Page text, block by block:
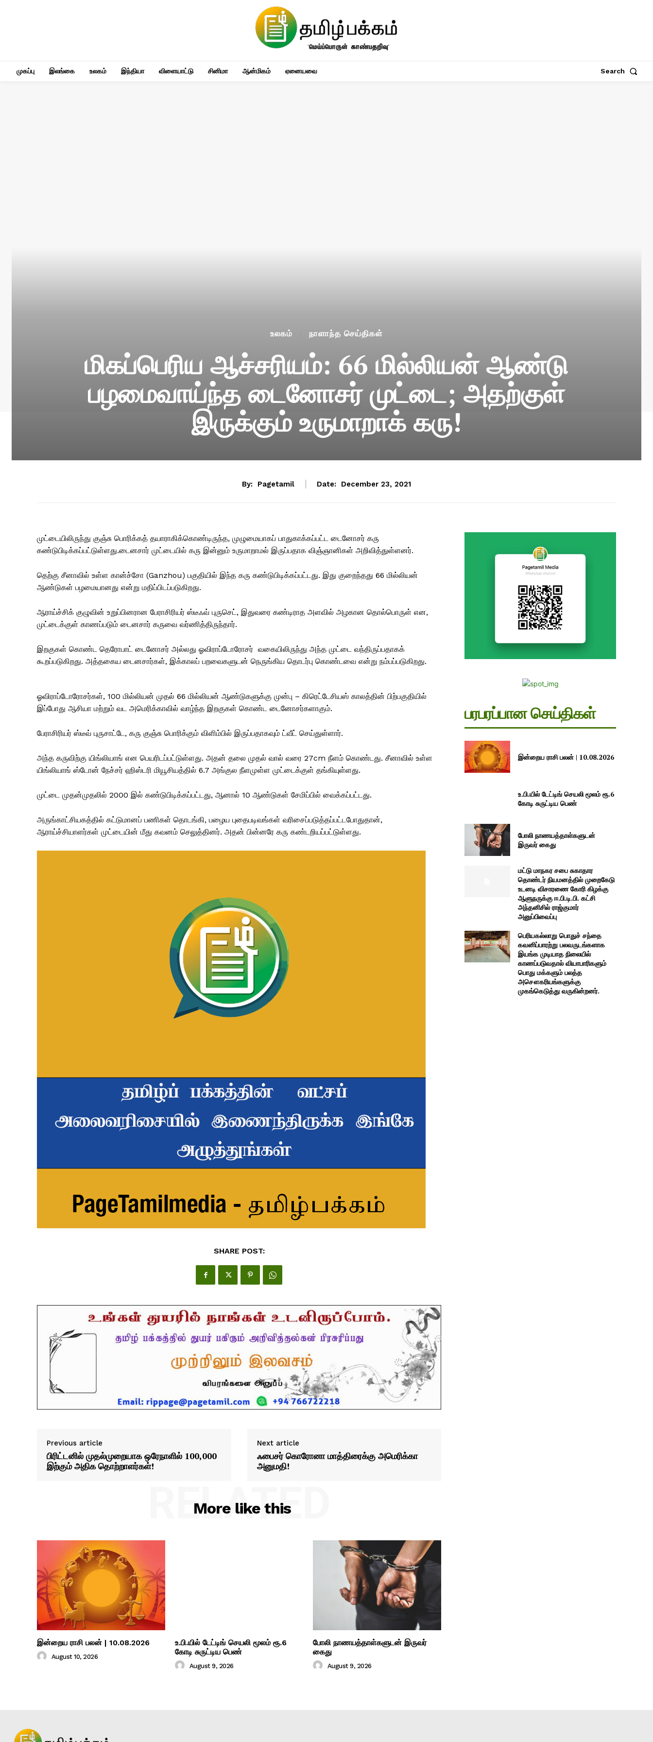
முகப்பு இலங்கை உலகம் இந்தியா விளையாட்டு சினிமா ஆன்மிகம் ஏனையவை Search
உலகம் நாளாந்த செய்திகள்
மிகப்பெரிய ஆச்சரியம்: 66 மில்லியன் ஆண்டு
பழமைவாய்ந்த டைனோசர் முட்டை; அதற்குள்
இருக்கும் உருமாறாக் கரு!
By: Pagetamil Date: December 23, 2021
முட்டையிலிருந்து குஞ்சு பொரிக்கத் தயாராகிக்கொண்டிருந்த, முழுமையாகப் பாதுகாக்கப்பட்ட டைனோசர் கரு
கண்டுபிடிக்கப்பட்டுள்ளது.டைனசார் முட்டையில் கரு இன்னும் உருமாறாமல் இருப்பதாக விஞ்ஞானிகள் அறிவித்துள்ளனர்.
தெற்கு சீனாவில் உள்ள கான்ச்சோ (Ganzhou) பகுதியில் இந்த கரு கண்டுபிடிக்கப்பட்டது. இது குறைந்தது 66 மில்லியன்
ஆண்டுகள் பழமையானது என்று மதிப்பிடப்படுகிறது.
ஆராய்ச்சிக் குழுவின் உறுப்பினரான பேராசிரியர் ஸ்டீஃவ் புருசெட், இதுவரை கண்டிராத அளவில் அழகான தொல்பொருள் என,
முட்டைக்குள் காணப்படும் டைனசார் கருவை வர்ணித்திருந்தார்.
இறகுகள் கொண்ட தெரோபாட் டைனோசர் அல்லது ஓவிராப்டோரோசர் வகையிலிருந்து அந்த முட்டை வந்திருப்பதாகக்
கூறப்படுகிறது. அத்தகைய டைனசார்கள், இக்காலப் பறவைகளுடன் நெருங்கிய தொடர்பு கொண்டவை என்று நம்பப்படுகிறது.
ஓவிராப்டோரோசர்கள், 100 மில்லியன் முதல் 66 மில்லியன் ஆண்டுகளுக்கு முன்பு – கிரெட்டேசியஸ் காலத்தின் பிற்பகுதியில்
இப்போது ஆசியா மற்றும் வட அமெரிக்காவில் வாழ்ந்த இறகுகள் கொண்ட டைனோசர்களாகும்.
பேராசிரியர் ஸ்டீவ் புருசாட்டே, கரு குஞ்சு பொரிக்கும் விளிம்பில் இருப்பதாகவும் ட்வீட் செய்துள்ளார்.
அந்த கருவிற்கு யிங்லியாங் என பெயரிடப்பட்டுள்ளது. அதன் தலை முதல் வால் வரை 27cm நீளம் கொண்டது. சீனாவில் உள்ள
யிங்லியாங் ஸ்டோன் நேச்சர் ஹிஸ்டரி மியூசியத்தில் 6.7 அங்குல நீளமுள்ள முட்டைக்குள் தங்கியுள்ளது.
முட்டை முதன்முதலில் 2000 இல் கண்டுபிடிக்கப்பட்டது, ஆனால் 10 ஆண்டுகள் சேமிப்பில் வைக்கப்பட்டது.
அருங்காட்சியகத்தில் கட்டுமானப் பணிகள் தொடங்கி, பழைய புதைபடிவங்கள் வரிசைப்படுத்தப்பட்டபோதுதான்,
ஆராய்ச்சியாளர்கள் முட்டையின் மீது கவனம் செலுத்தினர். அதன் பின்னரே கரு கண்டறியப்பட்டுள்ளது.
SHARE POST:
Previous article
பிரிட்டனில் முதல்முறையாக ஒரேநாளில் 100,000
இற்கும் அதிக தொற்றாளர்கள்!
Next article
ஃபைசர் கொரோனா மாத்திரைக்கு அமெரிக்கா
அனுமதி!
More like this
RELATED
இன்றைய ராசி பலன் | 10.08.2026
August 10, 2026
உ.பி.யில் டேட்டிங் செயலி மூலம் ரூ.6
கோடி சுருட்டிய பெண்
August 9, 2026
போலி நாணயத்தாள்களுடன் இருவர்
கைது
August 9, 2026
பரபரப்பான செய்திகள்
இன்றைய ராசி பலன் | 10.08.2026
உ.பி.யில் டேட்டிங் செயலி மூலம் ரூ.6
கோடி சுருட்டிய பெண்
போலி நாணயத்தாள்களுடன்
இருவர் கைது
மட்டு மாநகர சபை சுகாதார
தொண்டர் நியமனத்தில் முறைகேடு
உடனடி விசாரணை கோரி கிழக்கு
ஆளுநருக்கு ஈ.பி.டி.பி. கட்சி
அந்தனிசில் ராஜ்குமார்
அனுப்பிவைப்பு
பெரியகல்லாறு பொதுச் சந்தை
கவனிப்பாரற்று பலவருடங்களாக
இயங்க முடியாத நிலையில்
காணப்படுவதால் வியாபாரிகளும்
பொது மக்களும் பலத்த
அசௌகரியங்களுக்கு
முகங்கெடுத்து வருகின்றனர்.